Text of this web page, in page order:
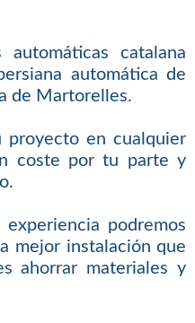
catalana
automática de
de Martorelles.
proyecto en cualquier
coste por tu parte y
podremos
mejor instalación que
ahorrar materiales y